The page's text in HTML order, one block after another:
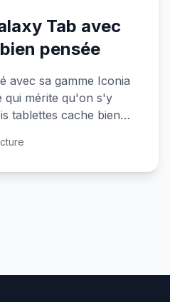
Tab avec
pensée
avec sa gamme Iconia
qui mérite qu'on s'y
tablettes cache bien